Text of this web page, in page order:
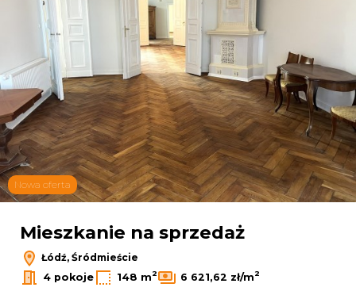
Nowa oferta
Mieszkanie na sprzedaż
Łódź, Śródmieście
4 pokoje
148 m2 6 621,62 zł/m2